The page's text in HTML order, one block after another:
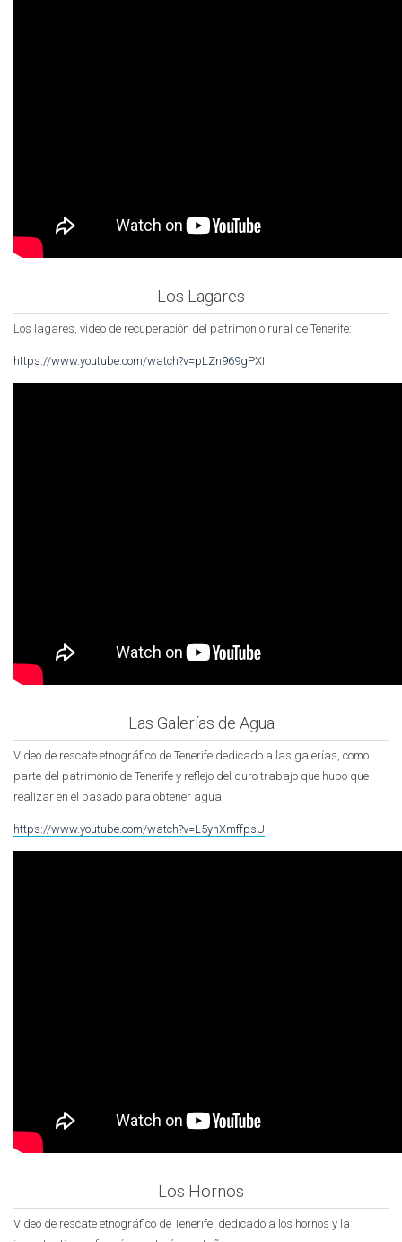
Los Lagares
Los lagares, video de recuperación del patrimonio rural de Tenerife:
https://www.youtube.com/watch?v=pLZn969gPXI
Las Galerías de Agua
Video de rescate etnográfico de Tenerife dedicado a las galerías, como
parte del patrimonio de Tenerife y reflejo del duro trabajo que hubo que
realizar en el pasado para obtener agua:
https://www.youtube.com/watch?v=L5yhXmffpsU
Los Hornos
Video de rescate etnográfico de Tenerife, dedicado a los hornos y la